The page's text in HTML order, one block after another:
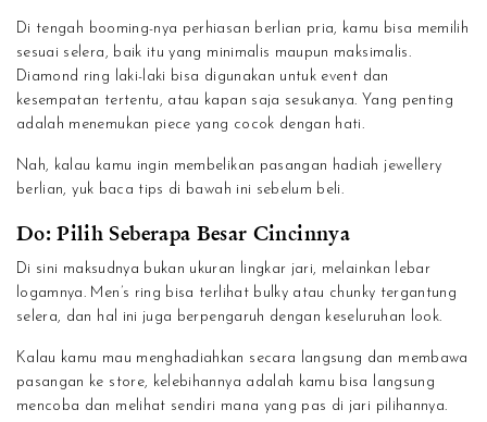
Di tengah booming-nya perhiasan berlian pria, kamu bisa memilih
sesuai selera, baik itu yang minimalis maupun maksimalis.
Diamond ring laki-laki bisa digunakan untuk event dan
kesempatan tertentu, atau kapan saja sesukanya. Yang penting
adalah menemukan piece yang cocok dengan hati.
Nah, kalau kamu ingin membelikan pasangan hadiah jewellery
berlian, yuk baca tips di bawah ini sebelum beli.
Do: Pilih Seberapa Besar Cincinnya
Di sini maksudnya bukan ukuran lingkar jari, melainkan lebar
logamnya. Men’s ring bisa terlihat bulky atau chunky tergantung
selera, dan hal ini juga berpengaruh dengan keseluruhan look.
Kalau kamu mau menghadiahkan secara langsung dan membawa
pasangan ke store, kelebihannya adalah kamu bisa langsung
mencoba dan melihat sendiri mana yang pas di jari pilihannya.